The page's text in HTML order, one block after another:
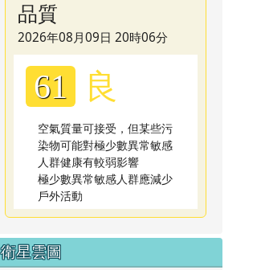
品質
2026年08月09日 20時06分
61 良
空氣質量可接受，但某些污
染物可能對極少數異常敏感
人群健康有較弱影響
極少數異常敏感人群應減少
戶外活動
衛星雲圖